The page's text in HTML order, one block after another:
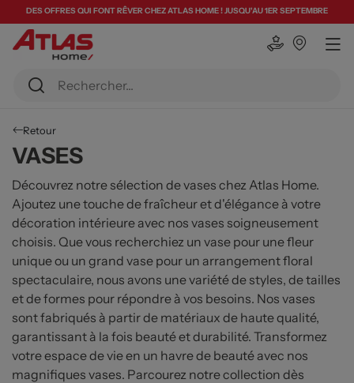
DES OFFRES QUI FONT RÊVER CHEZ ATLAS HOME ! JUSQU'AU 1ER SEPTEMBRE
Retour
VASES
Découvrez notre sélection de vases chez Atlas Home.
Ajoutez une touche de fraîcheur et d'élégance à votre
décoration intérieure avec nos vases soigneusement
choisis. Que vous recherchiez un vase pour une fleur
unique ou un grand vase pour un arrangement floral
spectaculaire, nous avons une variété de styles, de tailles
et de formes pour répondre à vos besoins. Nos vases
sont fabriqués à partir de matériaux de haute qualité,
garantissant à la fois beauté et durabilité. Transformez
votre espace de vie en un havre de beauté avec nos
magnifiques vases. Parcourez notre collection dès